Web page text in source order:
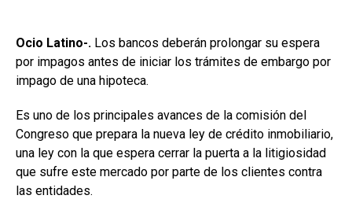
Ocio Latino-. Los bancos deberán prolongar su espera
por impagos antes de iniciar los trámites de embargo por
impago de una hipoteca.
Es uno de los principales avances de la comisión del
Congreso que prepara la nueva ley de crédito inmobiliario,
una ley con la que espera cerrar la puerta a la litigiosidad
que sufre este mercado por parte de los clientes contra
las entidades.